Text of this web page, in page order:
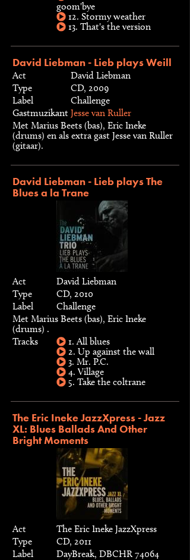
goom'bye
12. Stormy weather
13. That's the version
David Liebman - Lieb plays Weill
Act
David Liebman
Type
CD, 2009
Label
Challenge
Gastmuzikant Jesse van Ruller
Met Marius Beets (bas), Eric Ineke
(drums) en als extra gast Jesse van Ruller
(gitaar).
David Liebman - Lieb plays The
Blues a la Trane
Act
David Liebman
Type
CD, 2010
Label
Challenge
Met Marius Beets (bas), Eric Ineke
(drums) .
Tracks
1. All blues
2. Up against the wall
3. Mr. P.C.
4. Village
5. Take the coltrane
The Eric Ineke JazzXpress - Jazz
XL: Blues Ballads And Other
Bright Moments
Act
The Eric Ineke JazzXpress
Type
CD, 2011
Label
DayBreak, DBCHR 74064